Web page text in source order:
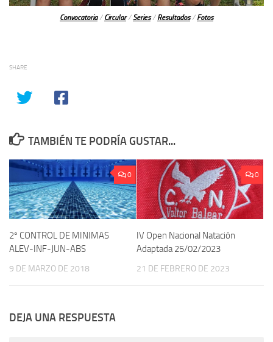
Convocatoria/ Circular/Series/ Resultados/ Fotos
SHARE
TAMBIÉN TE PODRÍA GUSTAR...
0
2º CONTROL DE MINIMAS
ALEV-INF-JUN-ABS
9 DE MARZO DE 2018
0
IV Open Nacional Natación
Adaptada 25/02/2023
21 DE FEBRERO DE 2023
DEJA UNA RESPUESTA